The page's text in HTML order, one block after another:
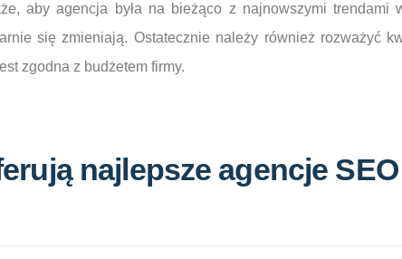
aby agencja była na bieżąco z najnowszymi trendami
się zmieniają. Ostatecznie należy również rozważyć
zgodna z budżetem firmy.
najlepsze agencje